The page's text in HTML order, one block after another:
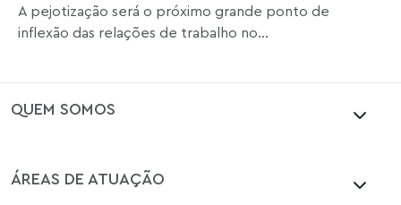
A pejotização será o próximo grande ponto de
inflexão das relações de trabalho no...
QUEM SOMOS
ÁREAS DE ATUAÇÃO